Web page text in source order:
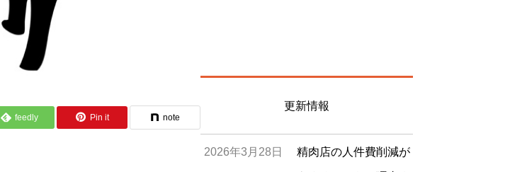
feedly Pin it note
更新情報
2026年3月28日 精肉店の人件費削減が